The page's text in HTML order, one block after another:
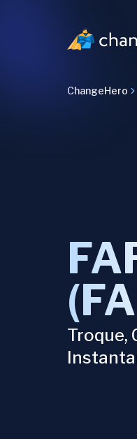
ChangeHero
Troque,